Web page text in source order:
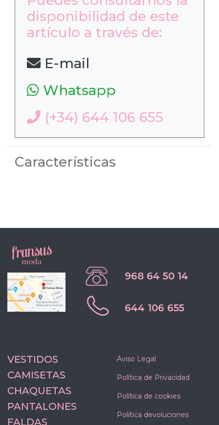
disponibilidad de este
artículo a través de:
E-mail
Whatsapp
(+34) 644 106 655
Características
968 64 50 14
644 106 655
VESTIDOS
CAMISETAS
CHAQUETAS
PANTALONES
FALDAS
Aviso Legal
Política de Privacidad
Política de cookies
Política devoluciones